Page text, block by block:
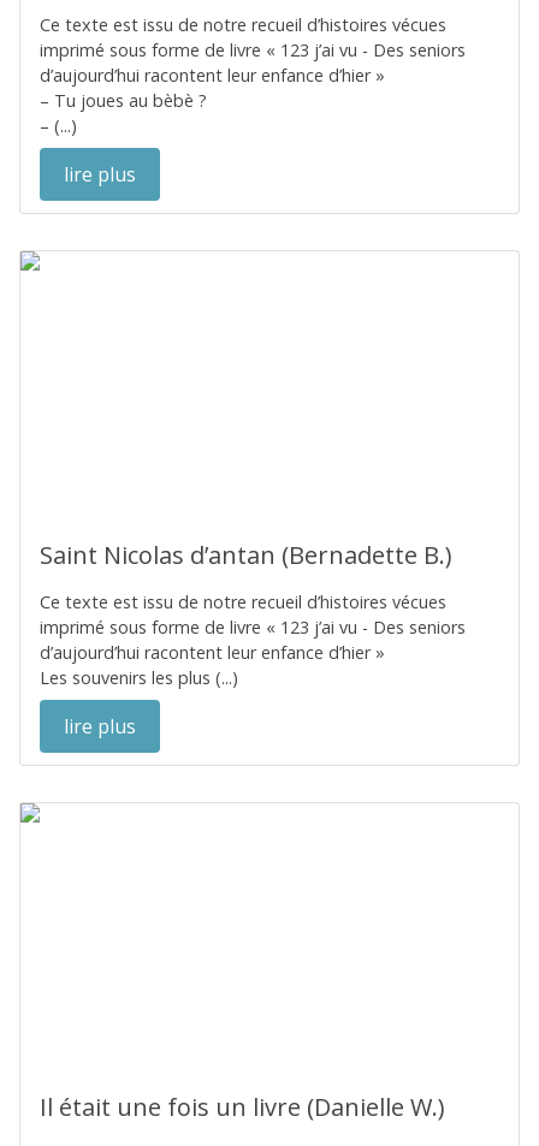
Ce texte est issu de notre recueil d’histoires vécues
imprimé sous forme de livre « 123 j’ai vu - Des seniors
d’aujourd’hui racontent leur enfance d’hier »
– Tu joues au bèbè ?
– (...)
lire plus
Saint Nicolas d’antan (Bernadette B.)
Ce texte est issu de notre recueil d’histoires vécues
imprimé sous forme de livre « 123 j’ai vu - Des seniors
d’aujourd’hui racontent leur enfance d’hier »
Les souvenirs les plus (...)
lire plus
Il était une fois un livre (Danielle W.)